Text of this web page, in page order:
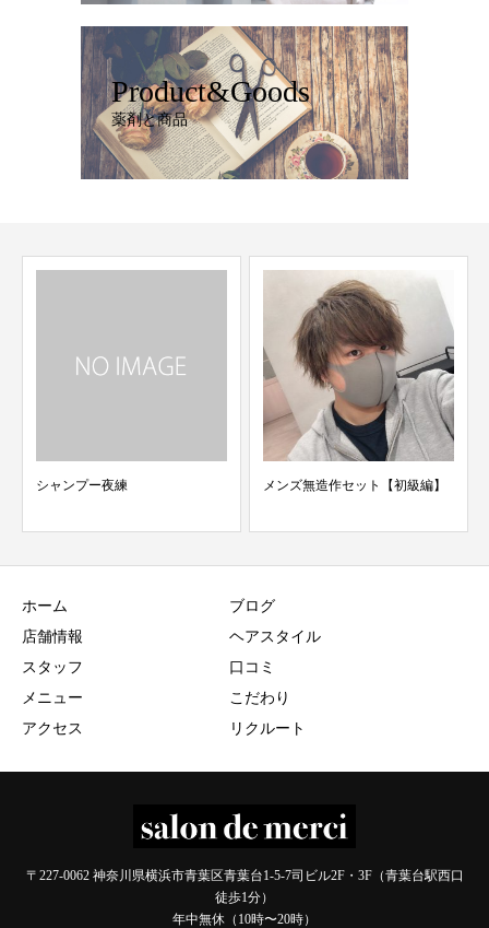
Product&Goods
薬剤と商品
メンズ無造作セット【初級編】
5/11 スタッフ検温結果
ホーム
店舗情報
スタッフ
メニュー
アクセス
ブログ
ヘアスタイル
口コミ
こだわり
リクルート
〒227-0062 神奈川県横浜市青葉区青葉台1-5-7司ビル2F・3F（青葉台駅西口
徒歩1分）
年中無休（10時〜20時）